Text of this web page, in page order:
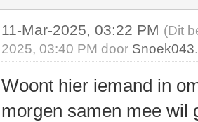
11-Mar-2025, 03:22 PM (Dit
2025, 03:40 PM door Snoek043
Woont hier iemand in
morgen samen mee wil